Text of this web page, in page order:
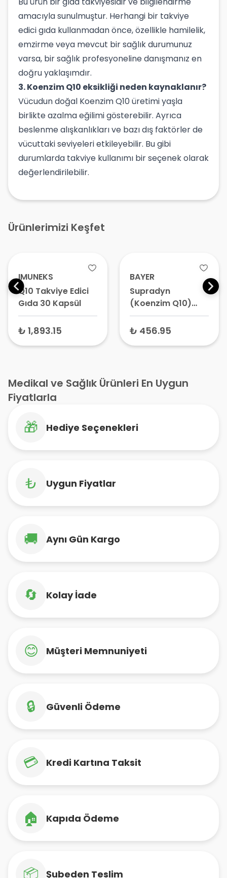
amacıyla sunulmuştur. Herhangi bir takviye
edici gıda kullanmadan önce, özellikle hamilelik,
emzirme veya mevcut bir sağlık durumunuz
varsa, bir sağlık profesyoneline danışmanız en
doğru yaklaşımdır.
3. Koenzim Q10 eksikliği neden kaynaklanır?
Vücudun doğal Koenzim Q10 üretimi yaşla
birlikte azalma eğilimi gösterebilir. Ayrıca
beslenme alışkanlıkları ve bazı dış faktörler de
vücuttaki seviyeleri etkileyebilir. Bu gibi
durumlarda takviye kullanımı bir seçenek olarak
değerlendirilebilir.
Ürünlerimizi Keşfet
IMUNEKS
Q10 Takviye Edici
Gıda 30 Kapsül
₺ 1,893.15
BAYER
Supradyn
(Koenzim Q10)
Takviye Edici Gıda
15 Efervesan
₺ 456.95
Medikal ve Sağlık Ürünleri En Uygun
Fiyatlarla
🎁 Hediye Seçenekleri
₺ Uygun Fiyatlar
🚚 Aynı Gün Kargo
🔄 Kolay İade
😊 Müşteri Memnuniyeti
🔒 Güvenli Ödeme
💳 Kredi Kartına Taksit
🏠 Kapıda Ödeme
📦 Şubeden Teslim